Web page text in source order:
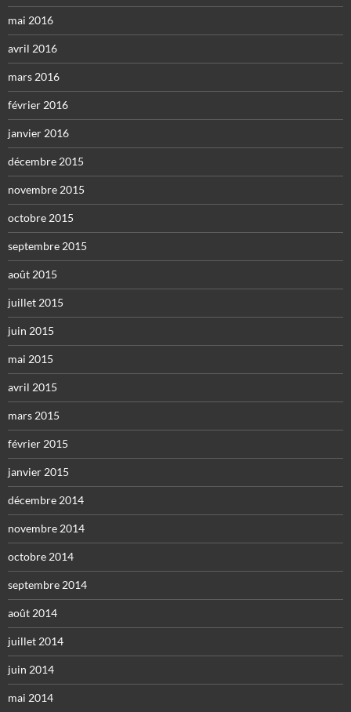
mai 2016
avril 2016
mars 2016
février 2016
janvier 2016
décembre 2015
novembre 2015
octobre 2015
septembre 2015
août 2015
juillet 2015
juin 2015
mai 2015
avril 2015
mars 2015
février 2015
janvier 2015
décembre 2014
novembre 2014
octobre 2014
septembre 2014
août 2014
juillet 2014
juin 2014
mai 2014